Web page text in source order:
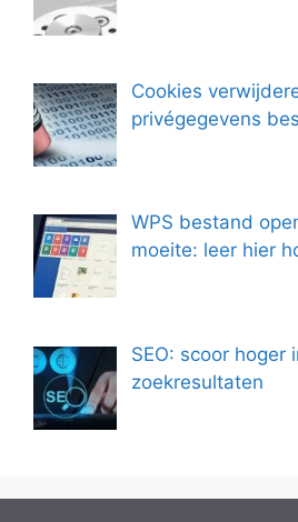
Cookies
privégegevens
WPS bestand
moeite: leer hier
SEO: scoor hoger
zoekresultaten